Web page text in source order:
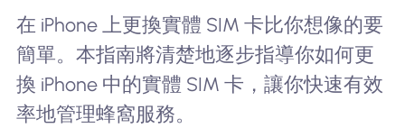
在 iPhone 上更換實體 SIM 卡比你想像的要
簡單。本指南將清楚地逐步指導你如何更
換 iPhone 中的實體 SIM 卡，讓你快速有效
率地管理蜂窩服務。